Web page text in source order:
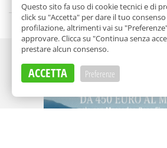
diViviana
Questo sito fa uso di cookie tecnici e di
click su "Accetta" per dare il tuo
profilazione, altrimenti vai su
approvare. Clicca su "Continua senza
prestare alcun consenso.
ACCETTA Preferenze